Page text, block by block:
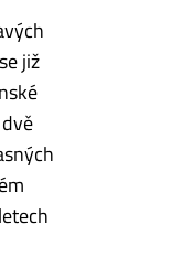
již